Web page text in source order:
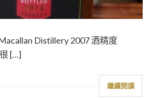
Distillery 2007 酒精度
[…]
繼續閱讀